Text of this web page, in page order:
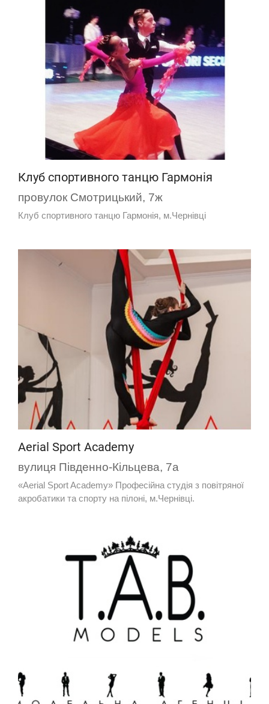
Клуб спортивного танцю Гармонія
провулок Смотрицький, 7ж
Клуб спортивного танцю Гармонія, м.Чернівці
Aerial Sport Academy
вулиця Південно-Кільцева, 7а
«Aerial Sport Academy» Професійна студія з повітряної
акробатики та спорту на пілоні, м.Чернівці.